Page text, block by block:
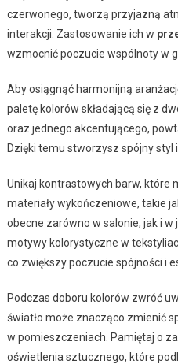
czerwonego, tworzą przyjazną
interakcji. Zastosowanie ich w
wzmocnić poczucie wspólnoty w
Aby osiągnąć harmonijną
paletę kolorów składającą się z
oraz jednego akcentującego,
Dzięki temu stworzysz spójny
Unikaj kontrastowych barw, które
materiały wykończeniowe, takie
obecne zarówno w salonie, jak i
motywy kolorystyczne w
co zwiększy poczucie spójności i
Podczas doboru kolorów zwróć
światło może znacząco zmienić
w pomieszczeniach. Pamiętaj o
oświetlenia sztucznego, które